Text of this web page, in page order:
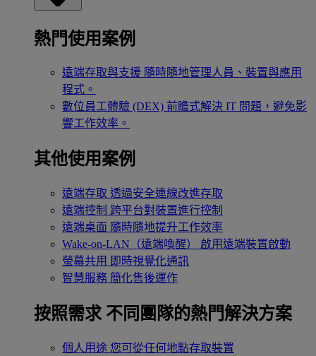
熱門使用案例
遠端存取與支援 隨時隨地管理人員、裝置與應用
程式。
數位員工體驗 (DEX) 前瞻式解決 IT 問題，避免影
響工作效率。
其他使用案例
遠端存取 透過安全連線改進存取
遠端控制 跨平台對裝置進行控制
遠端桌面 隨時隨地提升工作效率
Wake-on-LAN（遠端喚醒）
啟用遠端裝置啟動
螢幕共用 即時視覺化通訊
智慧服務 簡化售後運作
按照需求 不同團隊的熱門解決方案
個人用途 您可從任何地點存取裝置